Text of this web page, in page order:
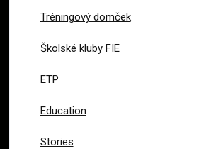
Tréningový domček
Školské kluby FIE
ETP
Education
Stories